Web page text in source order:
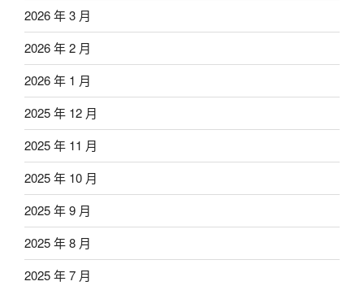
2026 年 3 月
2026 年 2 月
2026 年 1 月
2025 年 12 月
2025 年 11 月
2025 年 10 月
2025 年 9 月
2025 年 8 月
2025 年 7 月